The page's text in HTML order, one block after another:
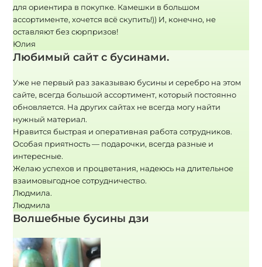
для ориентира в покупке. Камешки в большом
ассортименте, хочется всё скупить!)) И, конечно, не
оставляют без сюрпризов!
Юлия
Любимый сайт с бусинами.
Уже не первый раз заказываю бусины и серебро на этом
сайте, всегда большой ассортимент, который постоянно
обновляется. На других сайтах не всегда могу найти
нужный материал.
Нравится быстрая и оперативная работа сотрудников.
Особая приятность — подарочки, всегда разные и
интересные.
Желаю успехов и процветания, надеюсь на длительное
взаимовыгодное сотрудничество.
Людмила.
Людмила
Волшебные бусины дзи